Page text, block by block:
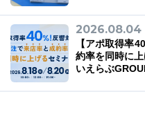
2026.08.04
【アポ取得率
約率を同時に
いえらぶ